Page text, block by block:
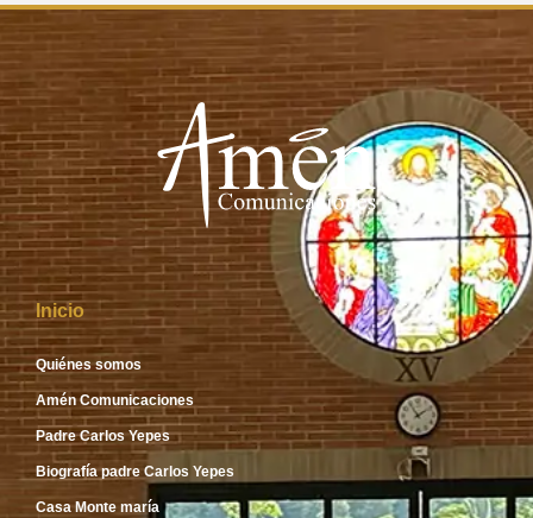
Inicio
Quiénes somos
Amén Comunicaciones
Padre Carlos Yepes
Biografía padre Carlos Yepes
Casa Monte maría